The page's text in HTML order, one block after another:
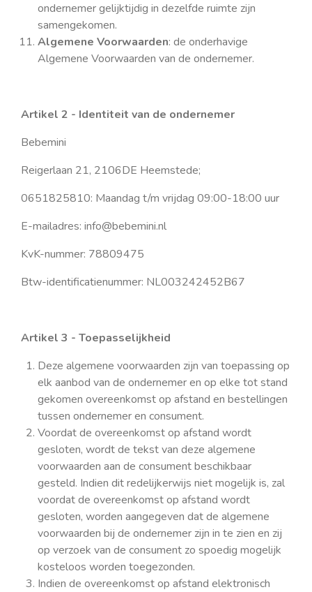
ondernemer gelijktijdig in dezelfde ruimte zijn
samengekomen.
Algemene Voorwaarden: de onderhavige
Algemene Voorwaarden van de ondernemer.
Artikel 2 - Identiteit van de ondernemer
Bebemini
Reigerlaan 21, 2106DE Heemstede;
0651825810: Maandag t/m vrijdag 09:00-18:00 uur
E-mailadres: info@bebemini.nl
KvK-nummer: 78809475
Btw-identificatienummer: NL003242452B67
Artikel 3 - Toepasselijkheid
Deze algemene voorwaarden zijn van toepassing op
elk aanbod van de ondernemer en op elke tot stand
gekomen overeenkomst op afstand en bestellingen
tussen ondernemer en consument.
Voordat de overeenkomst op afstand wordt
gesloten, wordt de tekst van deze algemene
voorwaarden aan de consument beschikbaar
gesteld. Indien dit redelijkerwijs niet mogelijk is, zal
voordat de overeenkomst op afstand wordt
gesloten, worden aangegeven dat de algemene
voorwaarden bij de ondernemer zijn in te zien en zij
op verzoek van de consument zo spoedig mogelijk
kosteloos worden toegezonden.
Indien de overeenkomst op afstand elektronisch